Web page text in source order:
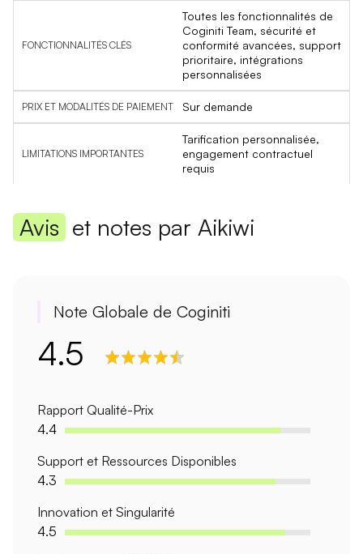
Toutes les fonctionnalités de
Coginiti Team, sécurité et
conformité avancées, support
prioritaire, intégrations
personnalisées
Sur demande
Tarification personnalisée,
engagement contractuel
requis
Avis et notes par Aikiwi
Note Globale de Coginiti
4.5
Rapport Qualité-Prix
4.4
Support et Ressources Disponibles
4.3
Innovation et Singularité
4.5